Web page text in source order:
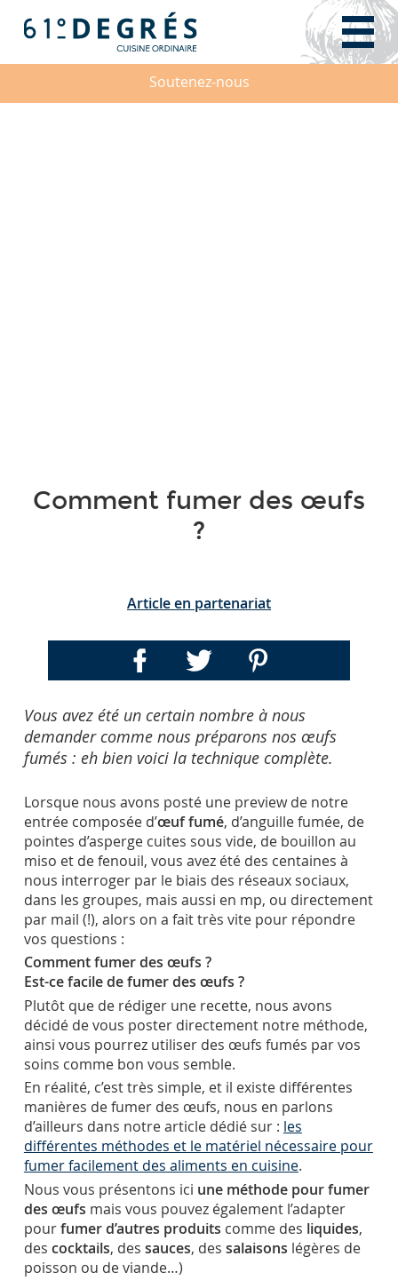
Soutenez-nous
Comment fumer des œufs
?
Article en partenariat
Vous avez été un certain nombre à nous
demander comme nous préparons nos œufs
fumés : eh bien voici la technique complète.
Lorsque nous avons posté une preview de notre
entrée composée d’œuf fumé, d’anguille fumée, de
pointes d’asperge cuites sous vide, de bouillon au
miso et de fenouil, vous avez été des centaines à
nous interroger par le biais des réseaux sociaux,
dans les groupes, mais aussi en mp, ou directement
par mail (!), alors on a fait très vite pour répondre
vos questions :
Comment fumer des œufs ?
Est-ce facile de fumer des œufs ?
Plutôt que de rédiger une recette, nous avons
décidé de vous poster directement notre méthode,
ainsi vous pourrez utiliser des œufs fumés par vos
soins comme bon vous semble.
En réalité, c’est très simple, et il existe différentes
manières de fumer des œufs, nous en parlons
d’ailleurs dans notre article dédié sur : les
différentes méthodes et le matériel nécessaire pour
fumer facilement des aliments en cuisine.
Nous vous présentons ici une méthode pour fumer
des œufs mais vous pouvez également l’adapter
pourfumer d’autres produits comme des liquides,
des cocktails, des sauces, des salaisons légères de
poisson ou de viande…)